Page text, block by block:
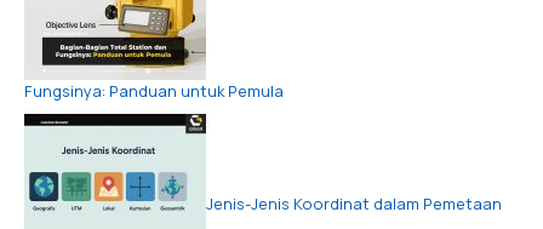
Fungsinya: Panduan untuk Pemula
Jenis-Jenis Koordinat dalam Pemetaan